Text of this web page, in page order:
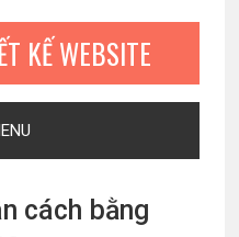
KẾ WEBSITE
cách bằng